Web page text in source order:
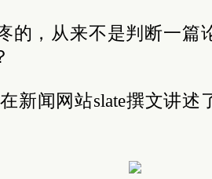
的，从来不是判断一篇
新闻网站slate撰文讲